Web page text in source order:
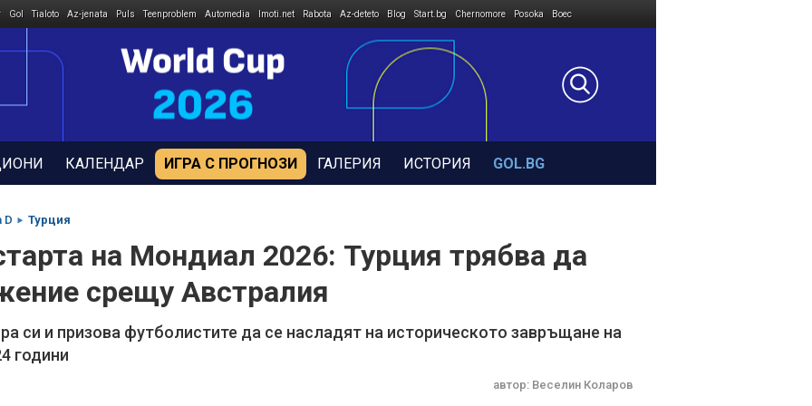
Gol Tialoto Az-jenata Puls Teenproblem Automedia Imoti.net Rabota Az-deteto Blog Start.bg Chernomore Posoka Boec
КАЛЕНДАР ИГРА С ПРОГНОЗИ ГАЛЕРИЯ ИСТОРИЯ GOL.BG
D Турция
на Мондиал 2026: Турция трябва да
срещу Австралия
си и призова футболистите да се насладят на историческото завръщане на
години
автор: Веселин Коларов